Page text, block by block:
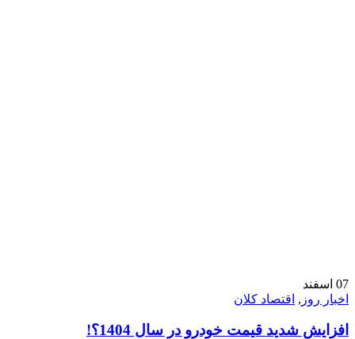
07 اسفند
اخبار روز , اقتصاد کلان
افزایش شدید قیمت خودرو در سال 1404؟!